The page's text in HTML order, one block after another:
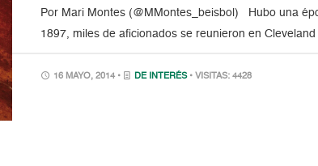
Por Mari Montes (@MMontes_beisbol) Hubo una
1897, miles de aficionados se reunieron en
16 MAYO, 2014 • DE INTERÉS • VISITAS: 4428